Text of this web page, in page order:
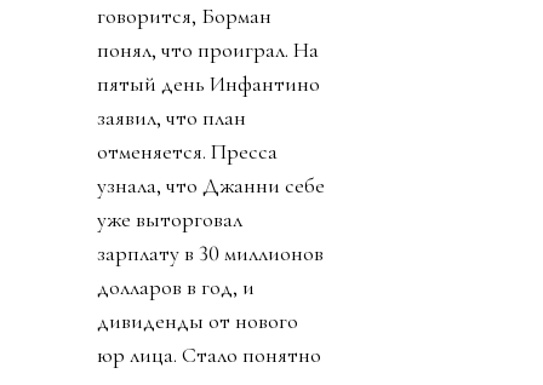
говорится, Борман
понял, что проиграл. На
пятый день Инфантино
заявил, что план
отменяется. Пресса
узнала, что Джанни себе
уже выторговал
зарплату в 30 миллионов
долларов в год, и
дивиденды от нового
юр лица. Стало понятно